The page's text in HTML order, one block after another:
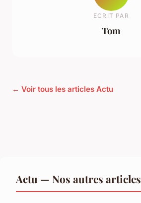
ECRIT PAR
Tom
← Voir tous les articles Actu
Actu — Nos autres articles